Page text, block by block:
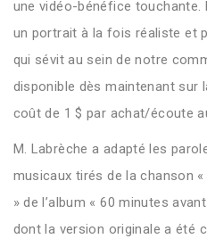
une vidéo-bénéfice
un portrait à la fois réaliste et
qui sévit au sein de notre
disponible dès maintenant sur
coût de 1 $ par achat/écoute
M. Labrèche a adapté les
musicaux tirés de la chanson
» de l’album « 60 minutes
dont la version originale a été